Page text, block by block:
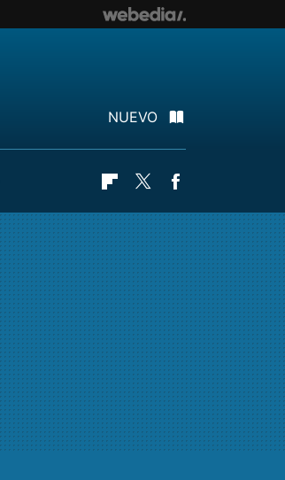
NUEVO
Flipboard
Twitter